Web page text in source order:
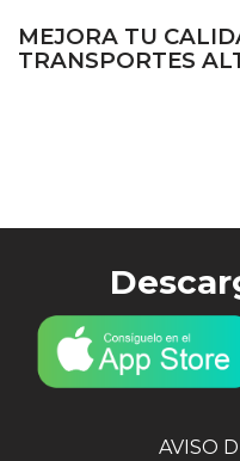
MEJORA TU
TRANSPORTES
AVISO